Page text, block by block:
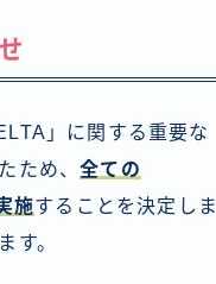
」に関する重要な
ため、全ての
施することを決定しま
す。